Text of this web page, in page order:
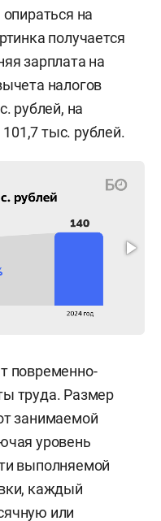
на
получается
зарплата на
налогов
рублей, на
тыс. рублей.
повременно-
труда. Размер
занимаемой
уровень
выполняемой
каждый
или